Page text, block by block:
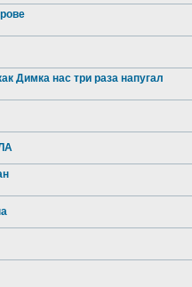
Димка нас три раза напугал